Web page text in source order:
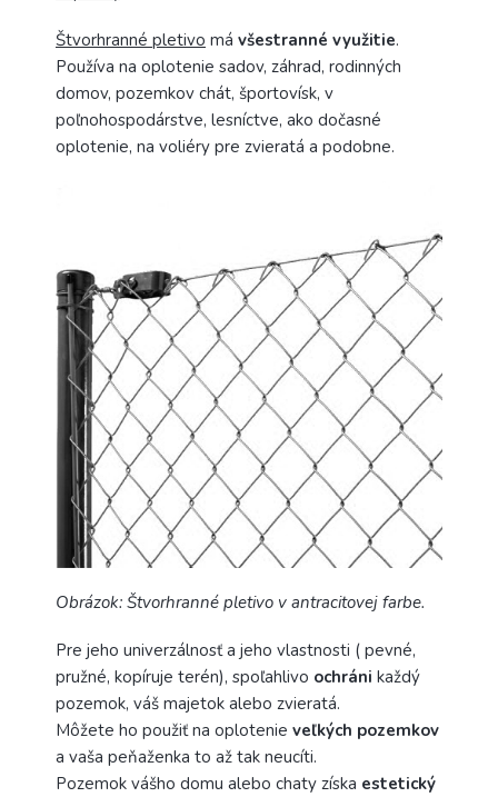
Štvorhranné pletivo má všestranné využitie.
Používa na oplotenie sadov, záhrad, rodinných
domov, pozemkov chát, športovísk, v
poľnohospodárstve, lesníctve, ako dočasné
oplotenie, na voliéry pre zvieratá a podobne.
Obrázok: Štvorhranné pletivo v antracitovej farbe.
Pre jeho univerzálnosť a jeho vlastnosti ( pevné,
pružné, kopíruje terén), spoľahlivo ochráni každý
pozemok, váš majetok alebo zvieratá.
Môžete ho použiť na oplotenie veľkých pozemkov
a vaša peňaženka to až tak neucíti.
Pozemok vášho domu alebo chaty získa estetický